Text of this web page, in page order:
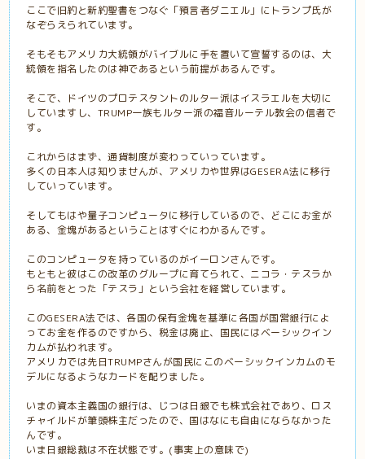
ここで旧約と新約聖書をつなぐ「預言者ダニエル」にトランプ氏が
なぞらえられています。
そもそもアメリカ大統領がバイブルに手を置いて宣誓するのは、大
統領を指名したのは神であるという前提があるんです。
そこで、ドイツのプロテスタントのルター派はイスラエルを大切に
していますし、TRUMP一族もルター派の福音ルーテル教会の信者で
す。
これからはまず、通貨制度が変わっていっています。
多くの日本人は知りませんが、アメリカや世界はGESERA法に移行
していっています。
そしてもはや量子コンピュータに移行しているので、どこにお金が
ある、金塊があるということはすぐにわかるんです。
このコンピュータを持っているのがイーロンさんです。
もともと彼はこの改革のグループに育てられて、ニコラ・テスラか
ら名前をとった「テスラ」という会社を経営しています。
このGESERA法では、各国の保有金塊を基準に各国が国営銀行によ
ってお金を作るのですから、税金は廃止、国民にはベーシックイン
カムが払われます。
アメリカでは先日TRUMPさんが国民にこのベーシックインカムのモ
デルになるようなカードを配りました。
いまの資本主義国の銀行は、じつは日銀でも株式会社であり、ロス
チャイルドが筆頭株主だったので、国はなにも自由にならなかった
んです。
いま日銀総裁は不在状態です。(事実上の意味で)